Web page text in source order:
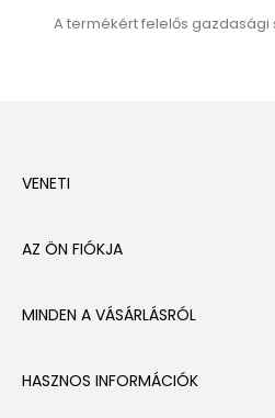
A termékért felelős gazdasági
VENETI
AZ ÖN FIÓKJA
MINDEN A VÁSÁRLÁSRÓL
HASZNOS INFORMÁCIÓK